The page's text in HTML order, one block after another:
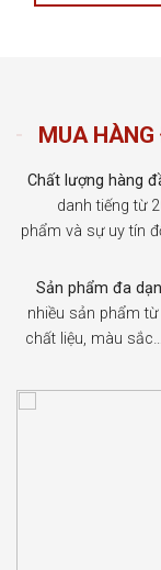
MUA
Chất lượng hàng
danh tiếng từ
phẩm và sự uy tín
Sản phẩm đa
nhiều sản phẩm
chất liệu, màu